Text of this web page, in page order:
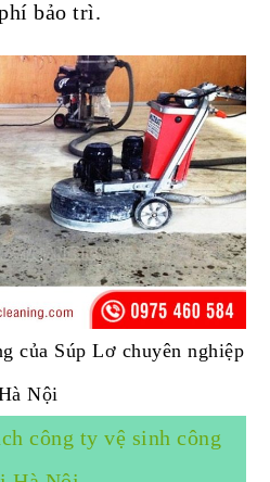
bảo trì.
của Súp Lơ chuyên nghiệp
Nội
công ty vệ sinh công